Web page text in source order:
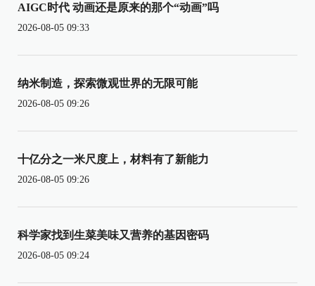
AIGC时代 动画还是原来的那个“动画”吗
2026-08-05 09:33
纳米制造，探索微观世界的无限可能
2026-08-05 09:26
十亿分之一米尺度上，材料有了新能力
2026-08-05 09:26
科学家找到生菜美味又营养的基因密码
2026-08-05 09:24